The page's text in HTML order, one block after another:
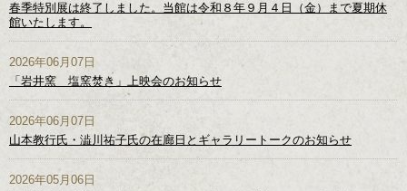
春季特別展は終了しました。当館は令和８年９月４日（金）まで夏期休
館いたします。
2026年06月07日
「岩井窯 塩窯焚き」上映会のお知らせ
2026年06月07日
山本教行氏・澁川祐子氏の在廊日とギャラリートークのお知らせ
2026年05月06日